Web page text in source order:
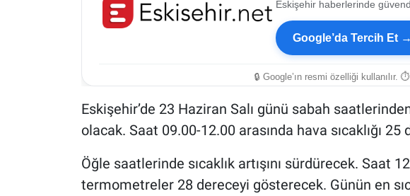
Eskişehir haberlerinde
Google’da Tercih Et →
🔒 Google’ın resmi özelliği kullanılır.
Eskişehir’de 23 Haziran Salı günü sabah
olacak. Saat 09.00-12.00 arasında hava sıcaklığı
Öğle saatlerinde sıcaklık artışını sürdürecek. Saat
termometreler 28 dereceyi gösterecek. Günün en